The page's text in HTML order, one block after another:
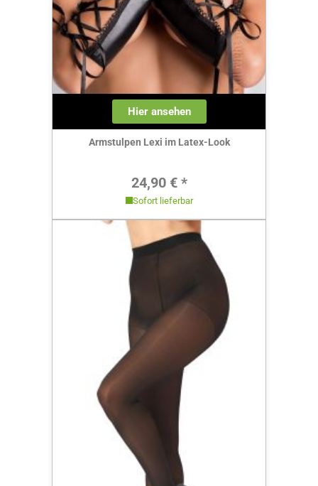
Hier ansehen
Armstulpen Lexi im Latex-Look
Regulärer Preis:
24,90 € *
Sofort lieferbar